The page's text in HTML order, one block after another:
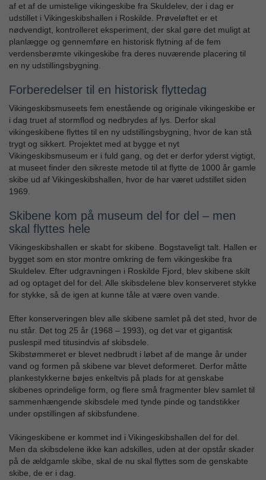
af et af de umistelige vikingeskibe fra Skuldelev, der i dag er
udstillet i Vikingeskibshallen i Roskilde. Prøveløftet er et
nødvendigt, kontrolleret eksperiment, der skal gøre det muligt at
planlægge og gennemføre en historisk flytning af de fem
verdensberømte vikingeskibe fra deres nuværende placering til
en ny udstillingsbygning.
Forberedelser til en historisk flyttedag
Vikingeskibsmuseets fem enestående og originale vikingeskibe er
i dag truet af stormflod og nedbrydes af lys. Derfor skal
vikingeskibene flyttes til en ny udstillingsbygning, hvor de kan stå
trygt og sikkert. Projektet med at bygge et nyt
Vikingeskibsmuseum er i fuld gang, og det er derfor yderst vigtigt,
at museet finder den sikreste metode til at flytte de 1000 år gamle
skibe ud af Vikingeskibshallen, hvor de har været udstillet siden
1969.
Skibene kom på museum del for del – men
skal flyttes hele
Vikingeskibshallen er skabt for skibene. Bogstaveligt talt. Hallen er
bygget som en stor montre omkring de fem vikingeskibe fra
Skuldelev. Efter udgravningen i Roskilde Fjord, blev skibene skilt
ad og optaget del for del. Alle skibsdelene blev konserveret stykke
for stykke, så de igen at kunne tåle at være oven vande.
Efter konserveringen blev alle skibene samlet på det sted, hvor de
nu står. Det tog 25 år (1968 – 1993), og det var et gigantisk
puslespil med titusindvis af skibsdele.
Skibstømmeret er blevet nedbrudt i løbet af de mange år under
vand og formen på skibene var blevet deformeret. Derfor måtte
plankestykkerne bøjes enkeltvis på plads for at genskabe
skibenes oprindelige form, og flere små fragmenter blev samlet til
sammenhængende skibsdele med tynde pinde og tandstikker
under opstillingen af skibsfundene.
Vikingeskibene er kommet ind i Vikingeskibshallen del for del.
Men da skibsdelene ikke kan adskilles, uden at der opstår skader
på de ældgamle skibe, skal de nu skal flyttes som de genskabte
skibe, de er i dag.